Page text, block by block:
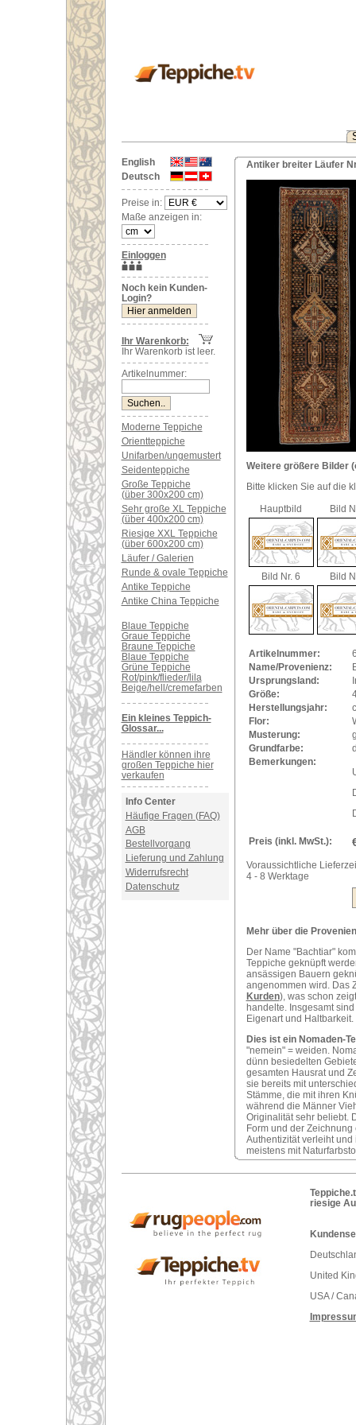
English
Deutsch
Preise in:
Maße anzeigen in:
Einloggen
Noch kein Kunden-
Login?
Ihr Warenkorb:
Ihr Warenkorb ist leer.
Artikelnummer:
Moderne Teppiche
Orientteppiche
Unifarben/ungemustert
Seidenteppiche
Große Teppiche
(über 300x200 cm)
Sehr große XL Teppiche
(über 400x200 cm)
Riesige XXL Teppiche
(über 600x200 cm)
Läufer / Galerien
Runde & ovale Teppiche
Antike Teppiche
Antike China Teppiche
Blaue Teppiche
Graue Teppiche
Braune Teppiche
Blaue Teppiche
Grüne Teppiche
Rot/pink/flieder/lila
Beige/hell/cremefarben
Ein kleines Teppich-
Glossar...
Händler können ihre
großen Teppiche hier
verkaufen
Info Center
Häufige Fragen (FAQ)
AGB
Bestellvorgang
Lieferung und Zahlung
Widerrufsrecht
Datenschutz
Antiker breiter Läufer
Weitere größere Bilder
Bitte klicken Sie auf die
Hauptbild
Bild
Bild Nr. 6 Bild
Artikelnummer:
Name/Provenienz:
Ursprungsland:
Größe:
Herstellungsjahr:
Flor:
Musterung:
Grundfarbe:
Bemerkungen:
Preis (inkl. MwSt.):
Voraussichtliche
4 - 8 Werktage
Mehr über die
Der Name "Bachtiar"
Teppiche geknüpft
ansässigen Bauern
angenommen wird. Das
Kurden), was schon
handelte. Insgesamt
Eigenart und Haltbarkeit.
Dies ist ein Nomaden-
"nemein" = weiden.
dünn besiedelten
gesamten Hausrat und
sie bereits mit
Stämme, die mit ihren
während die Männer
Originalität sehr beliebt.
Form und der
Authentizität verleiht
meistens mit
riesige
United
USA /